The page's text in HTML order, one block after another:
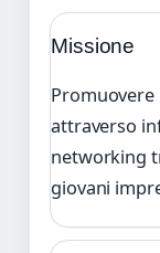
Missione
Promuovere
attraverso
networking
giovani